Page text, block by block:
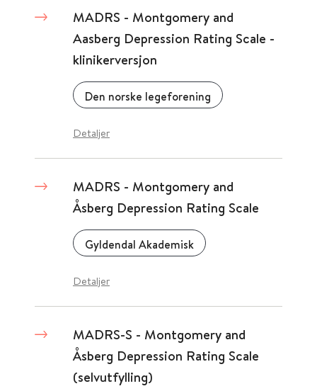
MADRS - Montgomery and
Aasberg Depression Rating Scale -
klinikerversjon
Den norske legeforening
Detaljer
MADRS - Montgomery and
Åsberg Depression Rating Scale
Gyldendal Akademisk
Detaljer
MADRS-S - Montgomery and
Åsberg Depression Rating Scale
(selvutfylling)